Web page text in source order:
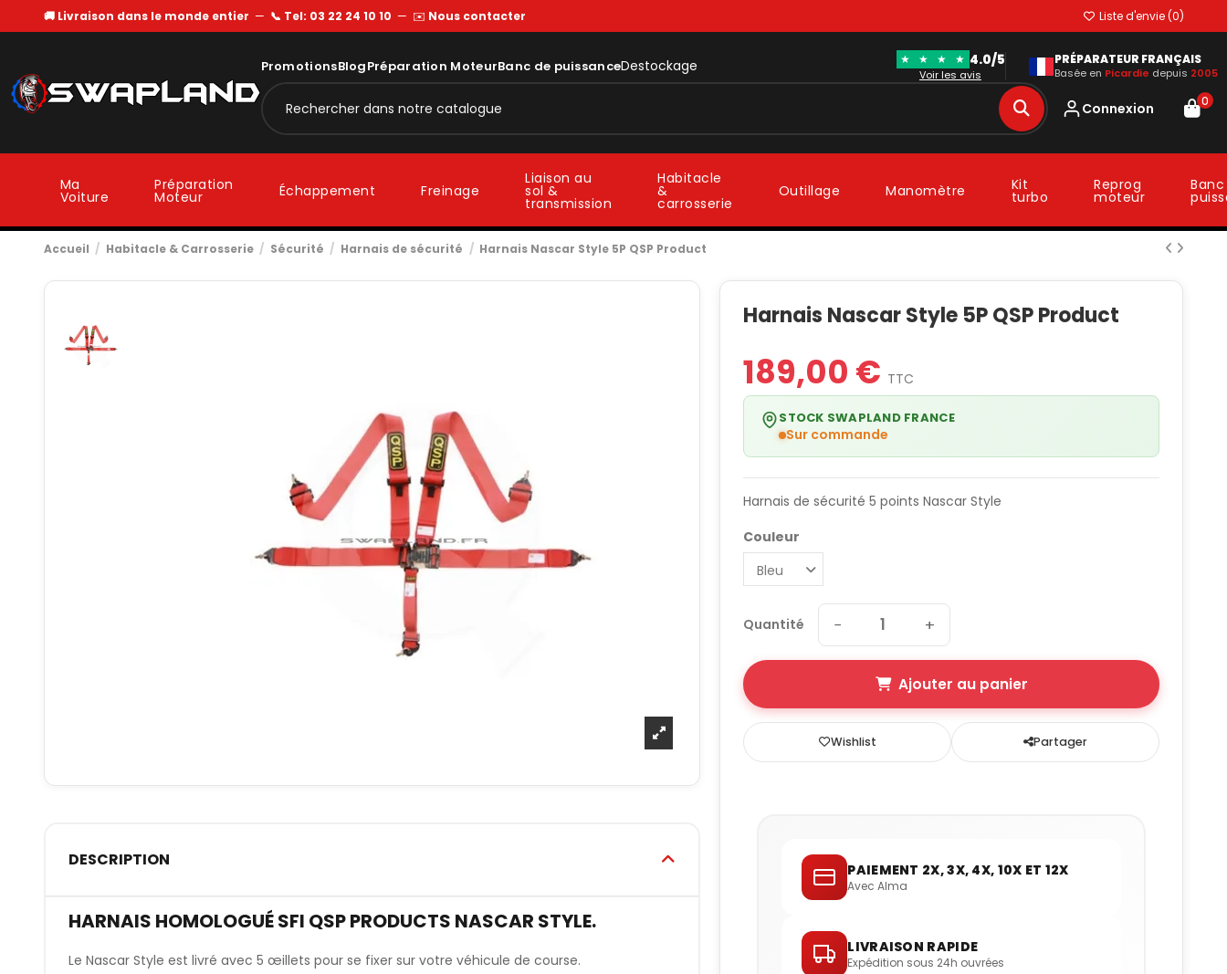
🚚 Livraison dans le monde entier — 📞 Tel: 03 22 24 10 10 — ✉️ Nous contacter Liste d'envie (0)
PromotionsBlogPréparation MoteurBanc de puissanceDestockage ★ ★ ★ ★ 4.0/5
Voir les avis
PRÉPARATEUR FRANÇAIS
Basée en Picardie depuis 2005
Connexion 0
Ma
Voiture
Préparation
Moteur Échappement Freinage
Liaison au
sol &
transmission
Habitacle
&
carrosserie
Outillage Manomètre Kit
turbo
Reprog
moteur
Accueil Habitacle & Carrosserie Sécurité Harnais de sécurité Harnais Nascar Style 5P QSP Product
DESCRIPTION
HARNAIS HOMOLOGUÉ SFI QSP PRODUCTS NASCAR STYLE.
Le Nascar Style est livré avec 5 œillets pour se fixer sur votre véhicule de course.
Harnais Nascar Style 5P QSP Product
189,00 € TTC
STOCK SWAPLAND FRANCE
Sur commande
Harnais de sécurité 5 points Nascar Style
Couleur
Quantité − +
Ajouter au panier
Wishlist Partager
PAIEMENT 2X, 3X, 4X, 10X ET 12X
Avec Alma
LIVRAISON RAPIDE
Expédition sous 24h ouvrées